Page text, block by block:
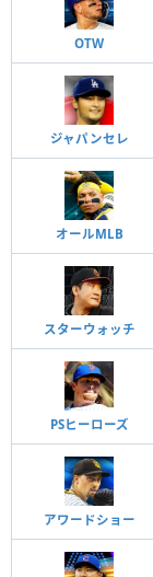
OTW
ジャパンセレ
オールMLB
スターウォッチ
PSヒーローズ
アワードショー